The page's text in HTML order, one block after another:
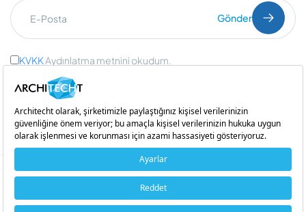
Gönder
KVKKAydınlatma metnini okudum.
Ticari İleti Onayı
Bir iştirakidir
Copyright © 2026 Architecht. Her hakkı saklıdır.
Çerez Politikası